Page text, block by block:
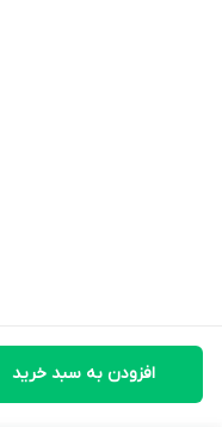
افزودن به سبد خرید